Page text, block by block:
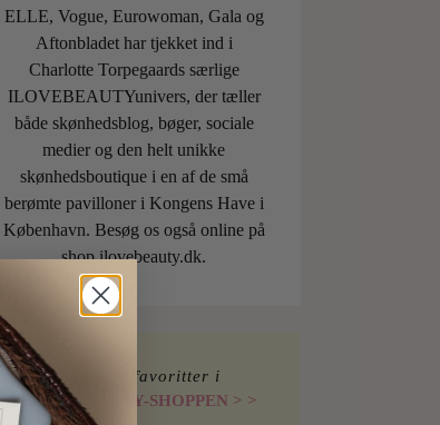
ELLE, Vogue, Eurowoman, Gala og
Aftonbladet har tjekket ind i
Charlotte Torpegaards særlige
ILOVEBEAUTYunivers, der tæller
både skønhedsblog, bøger, sociale
medier og den helt unikke
skønhedsboutique i en af de små
berømte pavilloner i Kongens Have i
København. Besøg os også online på
shop.ilovebeauty.dk.
Find mine favoritter i
I LOVE BEAUTY-SHOPPEN > >